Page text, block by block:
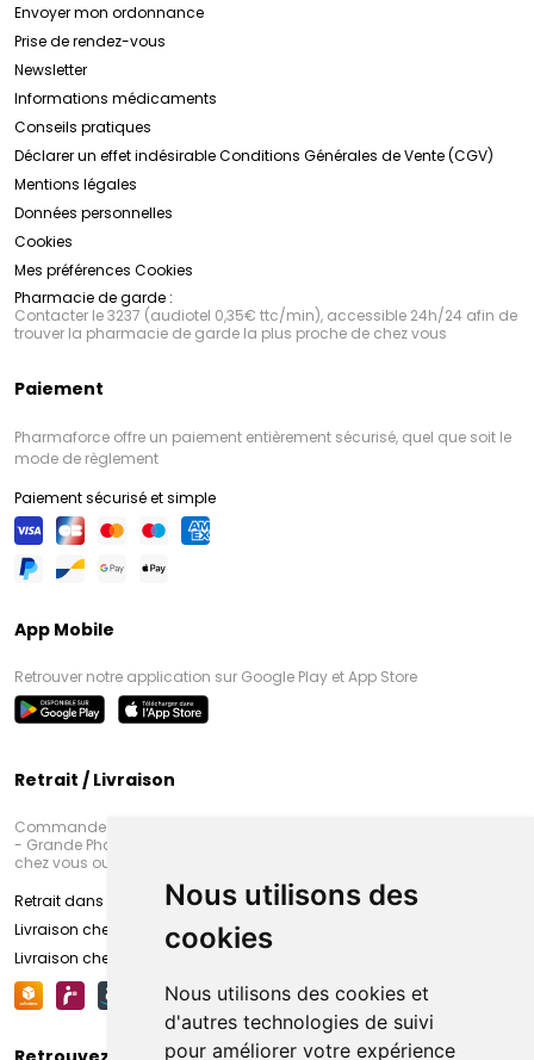
Nous utilisons des
cookies
Nous utilisons des cookies et
d'autres technologies de suivi
pour améliorer votre expérience
Envoyer mon ordonnance
Prise de rendez-vous
Newsletter
Informations médicaments
Conseils pratiques
Déclarer un effet indésirableConditions Générales de Vente (CGV)
Mentions légales
Données personnelles
Cookies
Mes préférences Cookies
Pharmacie de garde :
Contacter le 3237 (audiotel 0,35€ ttc/min), accessible 24h/24 afin de
trouver la pharmacie de garde la plus proche de chez vous
Paiement
Pharmaforce offre un paiement entièrement sécurisé, quel que soit le
mode de règlement
Paiement sécurisé et simple
App Mobile
Retrouver notre application sur Google Play et App Store
Retrait / Livraison
Commandez en ligne et venez chercher votre commande à Amiens
- Grande Pharmacie d’Amiens (Fachon) ou recevez-là rapidement
chez vous ou en point retrait
Retrait dans la pharmacie d’Amiens
Livraison chez vous
Livraison chez votre commerçant